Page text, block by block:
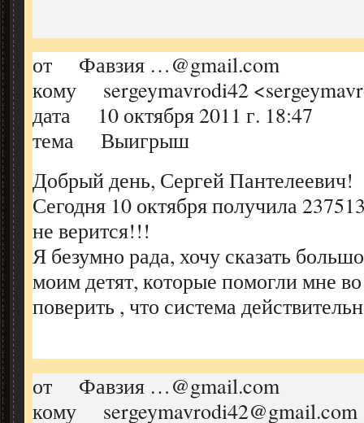
от Фавзия …@gmail.com
кому sergeymavrodi42
дата 10 октября 2011 г. 18:47
тема Выигрыш
Добрый день, Сергей Пантелеевич!
Сегодня 10 октября получила
не верится!!!
Я безумно рада, хочу сказать
моим детят, которые помогли мне
поверить , что система
от Фавзия …@gmail.com
кому sergeymavrodi42@gmail.com